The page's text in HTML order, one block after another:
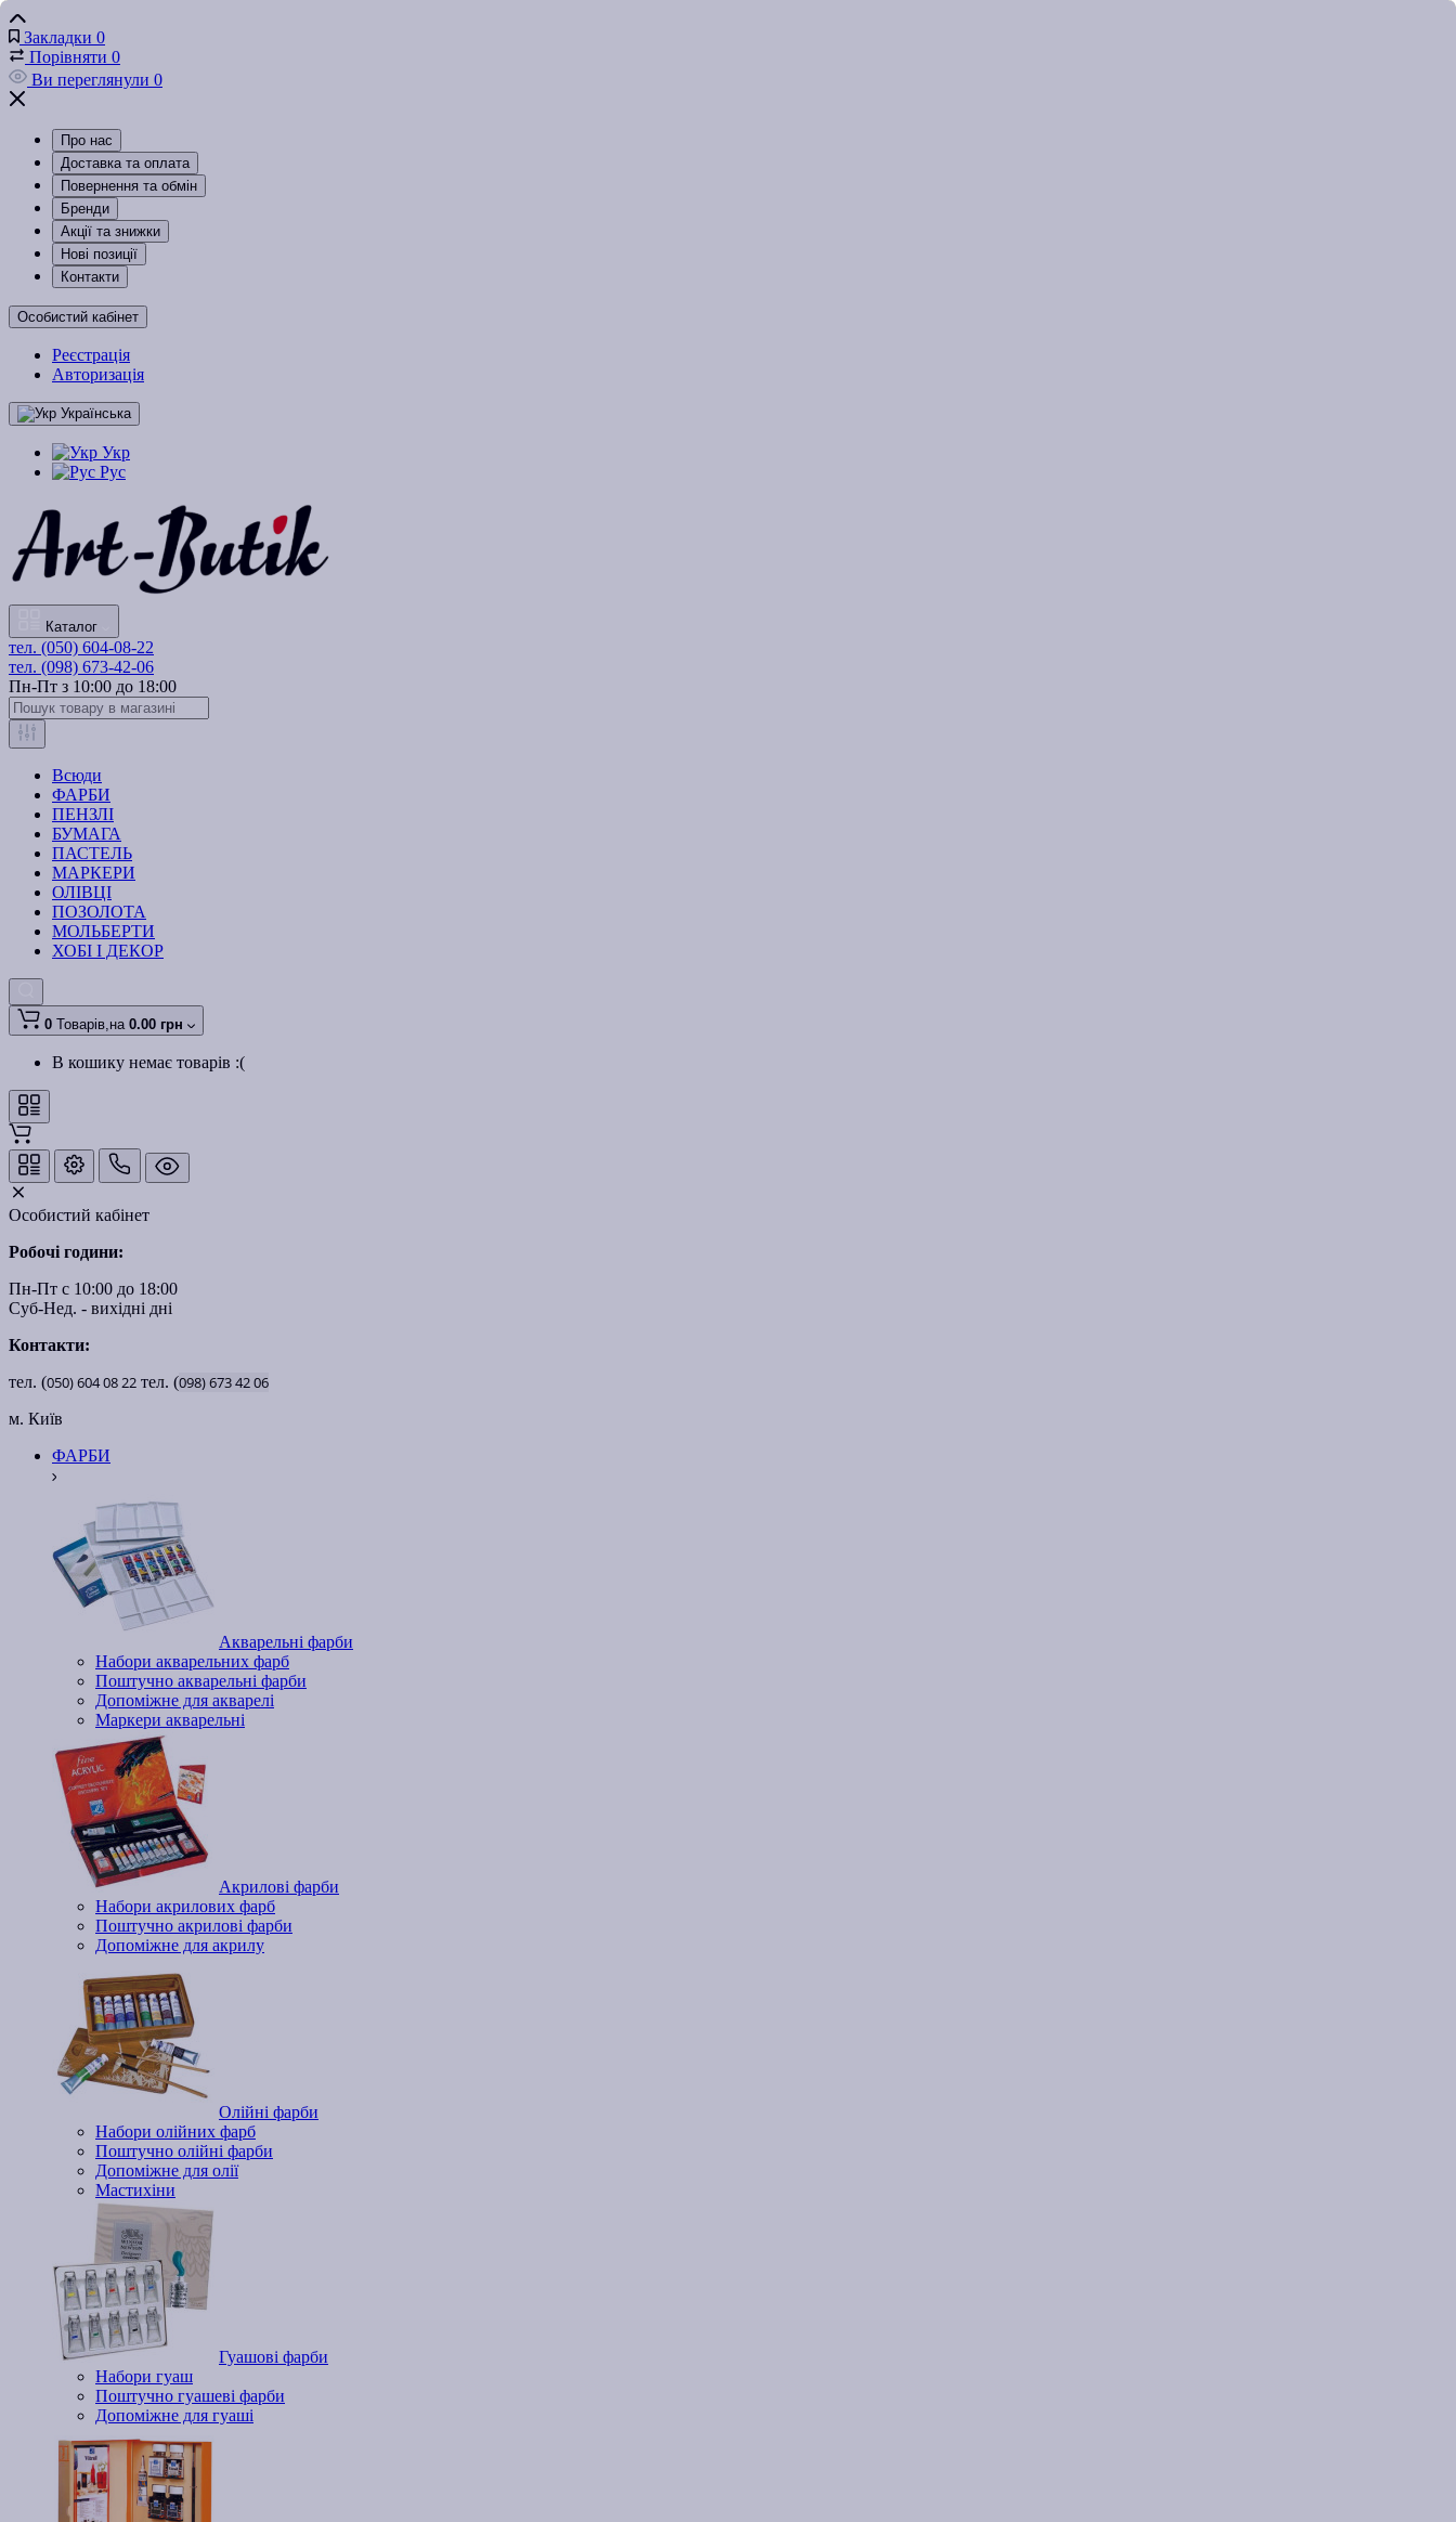
Закладки 0
Порівняти 0
Ви переглянули 0
Про нас
Доставка та оплата
Повернення та обмін
Бренди
Акції та знижки
Нові позиції
Контакти
Особистий кабінет
Реєстрація
Авторизація
Українська
Укр
Рус
Каталог
тел. (050) 604-08-22
тел. (098) 673-42-06
Пн-Пт з 10:00 до 18:00
Всюди
ФАРБИ
ПЕНЗЛІ
БУМАГА
ПАСТЕЛЬ
МАРКЕРИ
ОЛІВЦІ
ПОЗОЛОТА
МОЛЬБЕРТИ
ХОБІ І ДЕКОР
0 Товарів,на 0.00 грн
В кошику немає товарів :(
Особистий кабінет
Робочі години:
Пн-Пт с 10:00 до 18:00
Суб-Нед. - вихідні дні
Контакти:
тел. (050)6040822 тел. (098)6734206
м. Київ
ФАРБИ
Акварельні фарби
Набори акварельних фарб
Поштучно акварельні фарби
Допоміжне для акварелі
Маркери акварельні
Акрилові фарби
Набори акрилових фарб
Поштучно акрилові фарби
Допоміжне для акрилу
Олійні фарби
Набори олійних фарб
Поштучно олійні фарби
Допоміжне для олії
Мастихіни
Гуашові фарби
Набори гуаш
Поштучно гуашеві фарби
Допоміжне для гуаші